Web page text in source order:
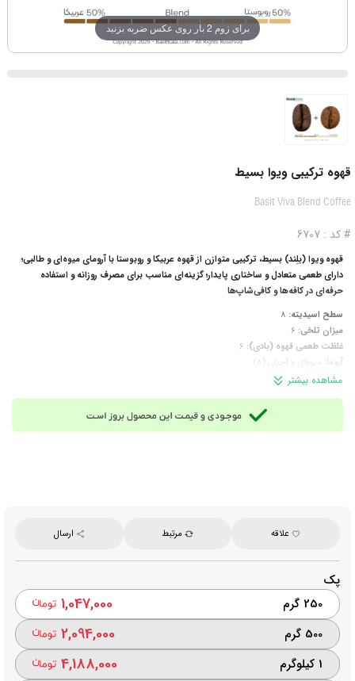
برای زوم 2 بار روی عکس ضربه بزنید
قهوه ترکیبی ویوا بسیط
Basit Viva Blend Coffee
# کد : 6707
قهوه ویوا (بلِند) بسیط، ترکیبی متوازن از قهوه عربیکا و روبوستا با آرومای میوه‌ای و طالبی؛
دارای طعمی متعادل و ساختاری پایدار؛ گزینه‌ای مناسب برای مصرف روزانه و استفاده
حرفه‌ای در کافه‌ها و کافی‌شاپ‌ها
سطح اسیدیته:
میزان تلخی: 6
غلظت طعمی قهوه (بادی):
آروما:
میوه‌ای و آجیلی (8)
درجه رُست:مدیوم (متوسط)
ترکیبی از آمریکای مرکزی، آفریقا
درصد ترکیب:
نحوه نگهداری: در ظرف دربسته، دور از نور، رطوبت و گرما نگهداری شود.
می‌شود و هزینه ارسال بر عهده مشتری خواهد بود.
مشاهده بیشتر
علاقه مرتبط ارسال
پک
250 گرم
1,047,000
500 گرم 2,094,000
1 کیلوگرم 4,188,000